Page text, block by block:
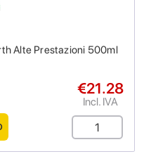
Alte Prestazioni 500ml
€21.28
Incl. IVA